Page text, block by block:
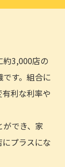
約3,000店の
す。組合に
利な利率や
ができ、家
プラスにな